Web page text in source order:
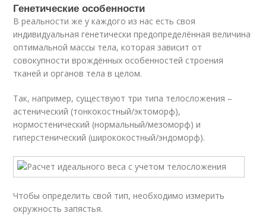
Генетические особенности
В реальности же у каждого из нас есть своя
индивидуальная генетически предопределённая величина
оптимальной массы тела, которая зависит от
совокупности врождённых особенностей строения
тканей и органов тела в целом.
Так, например, существуют три типа телосложения –
астенический (тонкокостный/эктоморф),
нормостенический (нормальный/мезоморф) и
гиперстенический (ширококостный/эндоморф).
Чтобы определить свой тип, необходимо измерить
окружность запястья.